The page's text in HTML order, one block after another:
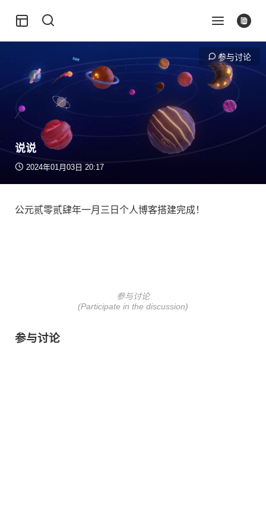
参与讨论
说说
2024年01月03日 20:17
公元贰零贰肆年一月三日个人博客搭建完成！
参与讨论
(Participate in the discussion)
参与讨论